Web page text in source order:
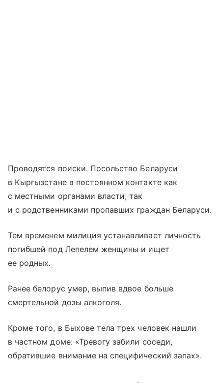
Проводятся поиски. Посольство Беларуси
в Кыргызстане в постоянном контакте как
с местными органами власти, так
и с родственниками пропавших граждан Беларуси.
Тем временем милиция устанавливает личность
погибшей под Лепелем женщины и ищет
ее родных.
Ранее белорус умер, выпив вдвое больше
смертельной дозы алкоголя.
Кроме того, в Быхове тела трех человек нашли
в частном доме: «Тревогу забили соседи,
обратившие внимание на специфический запах».